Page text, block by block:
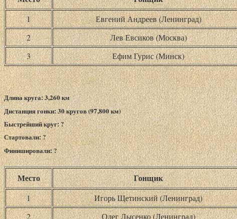
1 Евгений Андреев (Ленинград)
2
Лев Евсиков (Москва)
3
Ефим Гурис (Минск)
Длина круга: 3,260 км
Дистанция гонки: 30 кругов (97,800 км)
Быстрейший круг: ?
Стартовали: ?
Финишировали: ?
Место Гонщик
1 Игорь Щетинский (Ленинград)
2
Олег Лысенко (Ленинград)